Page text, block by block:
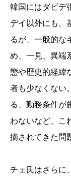
韓国にはダビデ
デイ以外にも、
るが、一般的な
め、一見、異端
態や歴史的経緯
者も少なくない
る、勤務条件が
わないなど、こ
摘されてきた問
チェ氏はさらに